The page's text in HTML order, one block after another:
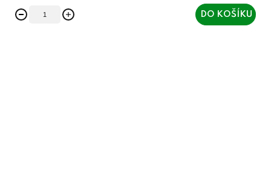
DO KOŠÍKU